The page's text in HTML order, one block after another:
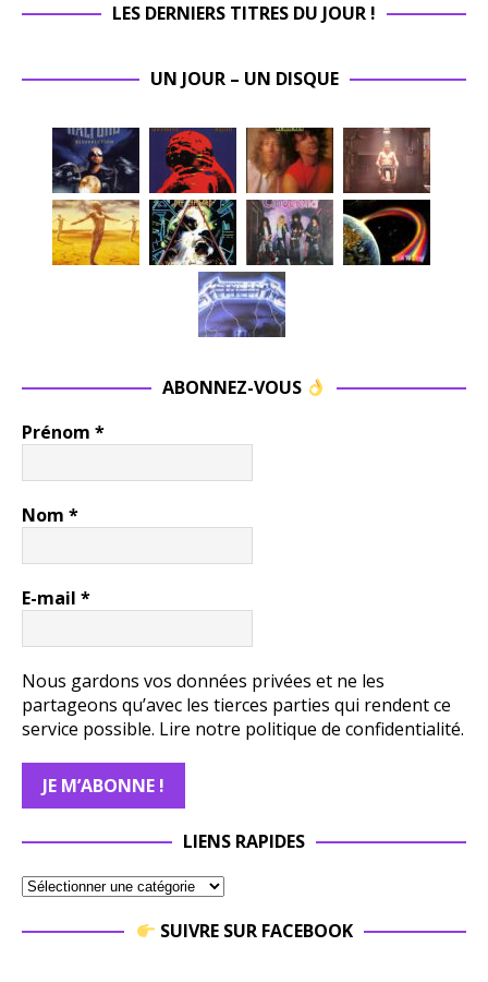
LES DERNIERS TITRES DU JOUR !
UN JOUR – UN DISQUE
ABONNEZ-VOUS
Prénom *
Nom *
E-mail *
Nous gardons vos données privées et ne les
partageons qu’avec les tierces parties qui rendent ce
service possible. Lire notre politique de confidentialité.
LIENS RAPIDES
SUIVRE SUR FACEBOOK